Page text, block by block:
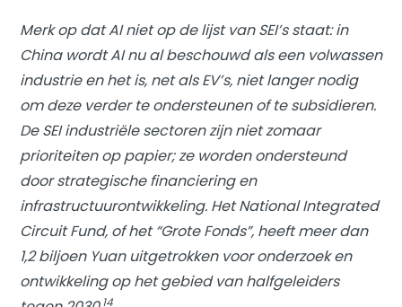
Merk op dat AI niet op de lijst van SEI’s staat: in
China wordt AI nu al beschouwd als een volwassen
industrie en het is, net als EV’s, niet langer nodig
om deze verder te ondersteunen of te subsidieren.
De SEI industriële sectoren zijn niet zomaar
prioriteiten op papier; ze worden ondersteund
door strategische financiering en
infrastructuurontwikkeling. Het National Integrated
Circuit Fund, of het “Grote Fonds”, heeft meer dan
1,2 biljoen Yuan uitgetrokken voor onderzoek en
ontwikkeling op het gebied van halfgeleiders
14